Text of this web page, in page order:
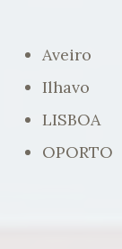
Aveiro
Ilhavo
LISBOA
OPORTO